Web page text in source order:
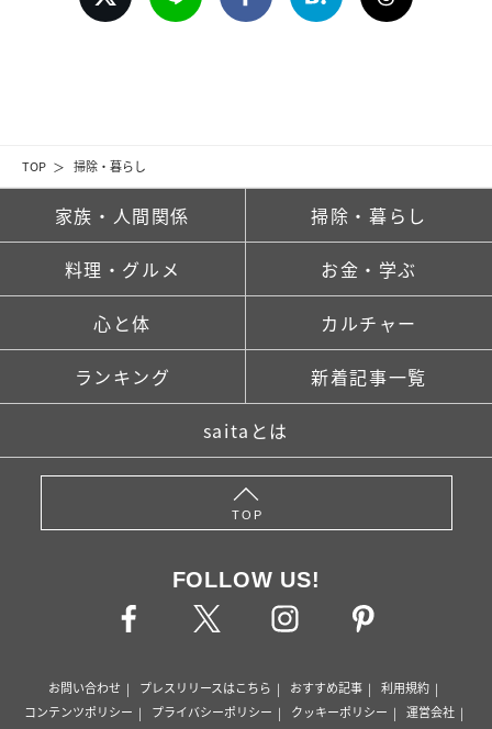
TOP 掃除・暮らし
家族・人間関係 掃除・暮らし
料理・グルメ お金・学ぶ
心と体 カルチャー
ランキング 新着記事一覧
saitaとは
TOP
FOLLOW US!
お問い合わせ プレスリリースはこちら おすすめ記事
利用規約
コンテンツポリシー
プライバシーポリシー クッキーポリシー
運営会社